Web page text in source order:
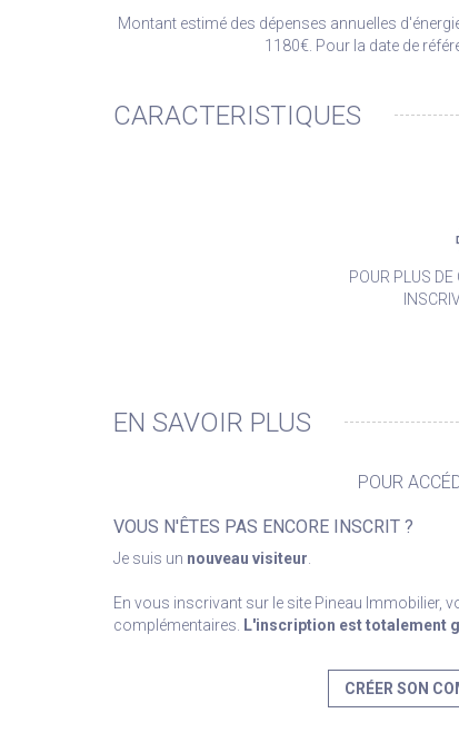
Montant estimé des dépenses annuelles
1180€. Pour la date de
CARACTERISTIQUES
POUR PLUS
EN SAVOIR PLUS
POUR
VOUS N'ÊTES PAS ENCORE INSCRIT ?
Je suis un nouveau visiteur.
En vous inscrivant sur le site Pineau Immobilier,
complémentaires. L'inscription est totalement
CRÉER SON